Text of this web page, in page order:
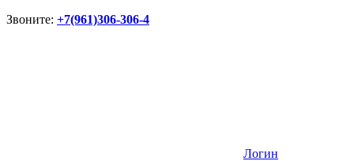
Звоните: +7(961)306-306-4
Логин